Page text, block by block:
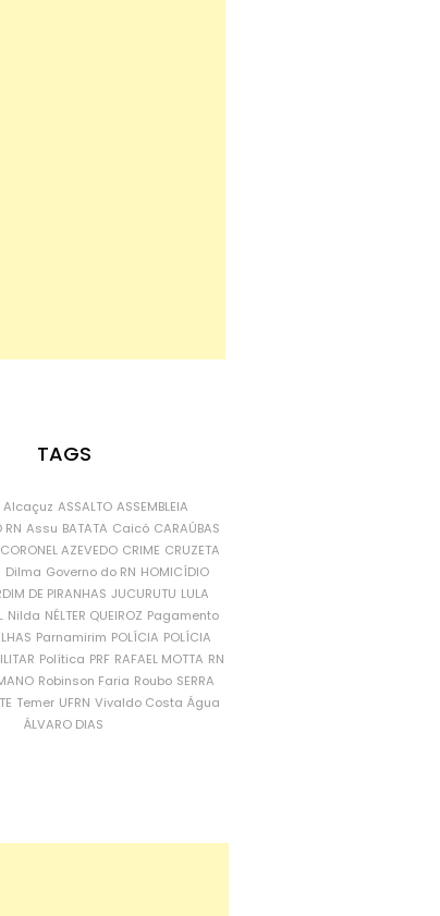
TAGS
Alcaçuz ASSALTO ASSEMBLEIA
RN Assu BATATA Caicó CARAÚBAS
CORONEL AZEVEDO CRIME CRUZETA
Dilma Governo do RN HOMICÍDIO
DE PIRANHAS JUCURUTU LULA
Nilda NÉLTER QUEIROZ Pagamento
Parnamirim POLÍCIA POLÍCIA
Política PRF RAFAEL MOTTA RN
Robinson Faria Roubo SERRA
Temer UFRN Vivaldo Costa Água
ÁLVARO DIAS